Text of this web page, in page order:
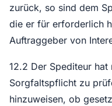
zurück, so sind dem
die er für erforderlich
Auftraggeber von
12.2 Der Spediteur hat
Sorgfaltspflicht zu
hinzuweisen, ob